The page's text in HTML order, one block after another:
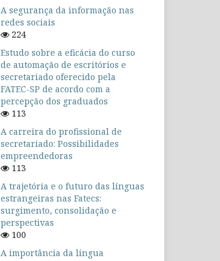
A segurança da informação nas
redes sociais
224
Estudo sobre a eficácia do curso
de automação de escritórios e
secretariado oferecido pela
FATEC-SP de acordo com a
percepção dos graduados
113
A carreira do profissional de
secretariado: Possibilidades
empreendedoras
113
A trajetória e o futuro das línguas
estrangeiras nas Fatecs:
surgimento, consolidação e
perspectivas
100
A importância da língua